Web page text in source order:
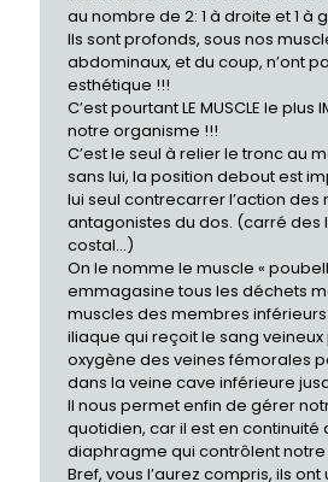
au nombre de 2: 1 à droite et 1 à
Ils sont profonds, sous nos
abdominaux, et du coup, n’ont
esthétique !!!
C’est pourtant LE MUSCLE le plus
notre organisme !!!
C’est le seul à relier le tronc au
sans lui, la position debout est
lui seul contrecarrer l’action des
antagonistes du dos. (carré des
costal…)
On le nomme le muscle «
emmagasine tous les déchets
muscles des membres
iliaque qui reçoit le sang
oxygène des veines fémorales
dans la veine cave inférieure
Il nous permet enfin de gérer
quotidien, car il est en continuité
diaphragme qui contrôlent
Bref, vous l’aurez compris, ils ont